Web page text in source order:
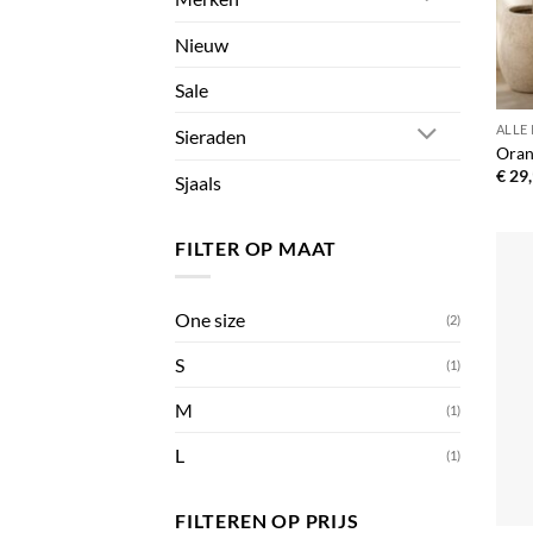
Nieuw
Sale
Sieraden
Sjaals
FILTER OP MAAT
One size (2)
S (1)
M (1)
L (1)
FILTEREN OP PRIJS
ALLE
€